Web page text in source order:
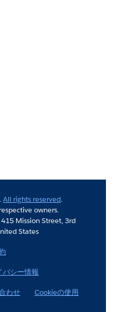
All rights reserved.
owners.
Mission Street, 3rd
States
バシー情報
わせ Cookieの使用